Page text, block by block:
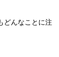
どんなことに注